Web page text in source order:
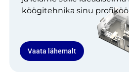
köögitehnika sinu
Vaata lähemalt